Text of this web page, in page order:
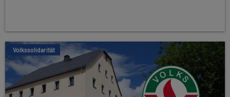
Volkssolidarität